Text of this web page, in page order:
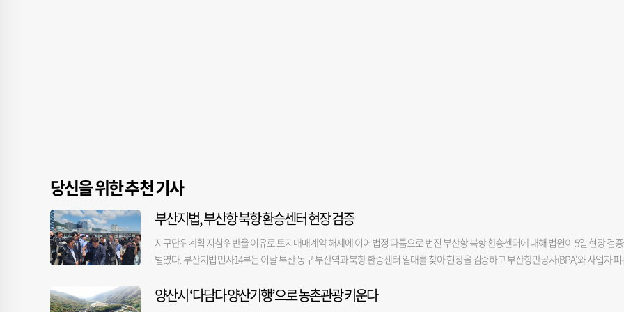
당신을 위한 추천 기사
부산지법, 부산항 북항 환승센터 현장 검증
지구단위계획 지침 위반을 이유로 토지매매계약 해제에 이어 법정 다툼으로 번진 부산항 북항 환승센터에 대해 법원이 5일 현장 검
벌였다. 부산지법 민사14부는 이날 부산 동구 부산역과 북항 환승센터 일대를 찾아 현장을 검증하고 부산항만공사(BPA)와 사업자 피
부산역과 연결되는 저층부 옥상 광장(보행 데크) 위치가 기존보다 3.3m 높게 설계되며 문제가 됐다. 이같은 단차 구간에는 계단이 만들
양산시 ‘다담다 양산기행’으로 농촌관광 키운다